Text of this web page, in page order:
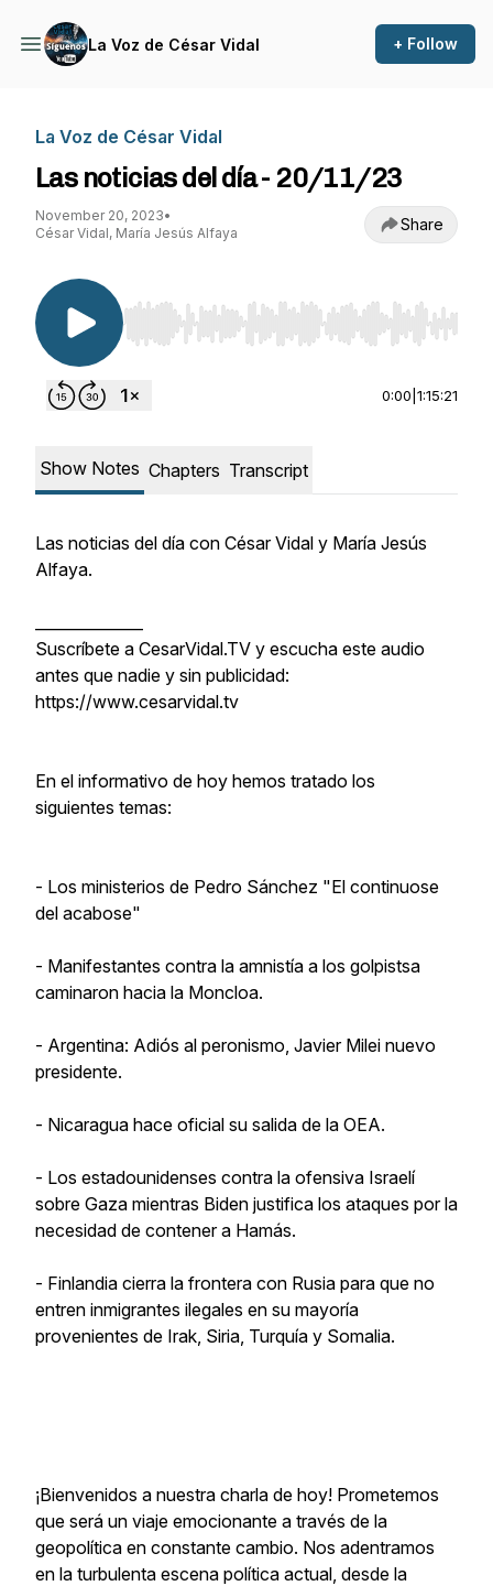
La Voz de César Vidal + Follow
La Voz de César Vidal
Las noticias del día - 20/11/23
November 20, 2023•
César Vidal, María Jesús Alfaya
Share
Use Left/Right to seek, Home/End to jump to
0:00 1:15:21
Show Notes Chapters Transcript
Las noticias del día con César Vidal y María Jesús
Alfaya.
Suscríbete a CesarVidal.TV y escucha este audio
antes que nadie y sin publicidad:
https://www.cesarvidal.tv
En el informativo de hoy hemos tratado los
siguientes temas:
- Los ministerios de Pedro Sánchez "El continuose
del acabose"
- Manifestantes contra la amnistía a los golpistsa
caminaron hacia la Moncloa.
- Argentina: Adiós al peronismo, Javier Milei nuevo
presidente.
- Nicaragua hace oficial su salida de la OEA.
- Los estadounidenses contra la ofensiva Israelí
sobre Gaza mientras Biden justifica los ataques por la
necesidad de contener a Hamás.
- Finlandia cierra la frontera con Rusia para que no
entren inmigrantes ilegales en su mayoría
provenientes de Irak, Siria, Turquía y Somalia.
¡Bienvenidos a nuestra charla de hoy! Prometemos
que será un viaje emocionante a través de la
geopolítica en constante cambio. Nos adentramos
en la turbulenta escena política actual, desde la